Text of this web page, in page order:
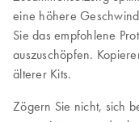
eine höhere
Sie das empfohlene
auszuschöpfen.
älterer Kits.
Zögern Sie nicht, sich